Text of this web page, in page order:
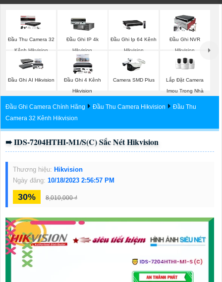
Đầu Thu Camera 32
Kênh Hikvision
Đầu Ghi IP 4k
Hikvision
Đầu Ghi Ip 64 Kênh
Hikvision
Đầu Ghi NVR
Hikvision
Đầu Ghi AI Hikvision
Đầu Ghi 4 Kênh
Hikvision
Camera SMD Plus
Lắp Đặt Camera
Imou Trong Nhà
Đầu Ghi Camera Chính Hãng Đầu Thu Camera Hikvision
Đầu Thu
Camera 32 Kênh Hikvision
➠ IDS-7204HTHI-M1/S(C) Sắc Nét Hikvision
Thương hiệu: Hikvision
Ngày đăng: 10/18/2023 2:56:57 PM
30% 8,010,000 ₫